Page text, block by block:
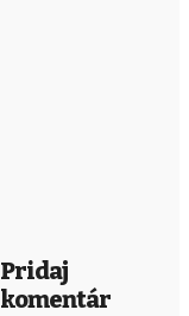
Pridaj
komentár